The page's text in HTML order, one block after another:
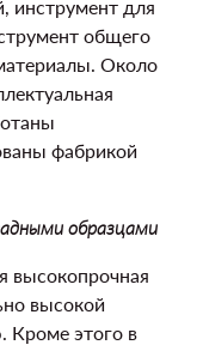
инструмент для
общего
Около
фабрикой
образцами
высокопрочная
высокой
Кроме этого в